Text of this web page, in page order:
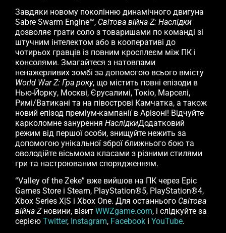
Завдяки новому поколінню динамічного двигуна
Sabre Swarm Engine™, Світова війна Z: Наслідки
дозволяє грати соло з товаришами по команді зі
штучним інтелектом або в кооперативі до
чотирьох гравців із повним кросплеєм між ПК і
консолями. Змагайтеся з натовпами
ненажерливих зомбі за допомогою всього вмісту
World War Z: Гра року, що містить повні епізоди в
Нью-Йорку, Москві, Єрусалимі, Токіо, Марселі,
Римі/Ватикані та на півострові Камчатка, а також
новий епізод преміум-кампанії в Арізоні! Відчуйте
карколомне занурення НаслідкиДодатковий
режим від першої особи, знищуйте нежить за
допомогою унікальної зброї ближнього бою та
оволодійте вісьмома класами з різними стилями
гри та настроюваним спорядженням.
“Valley of the Zeke” вже вийшов на ПК через Epic
Games Store і Steam, PlayStation®5, PlayStation®4,
Xbox Series X|S і Xbox One. Для останнього Світова
війна Zновини, візит WWZgame.com, і слідкуйте за
серією Twitter, Instagram, Facebook і YouTube.